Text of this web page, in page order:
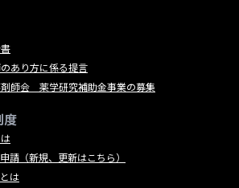
あり方に係る提言
剤師会 薬学研究補助金事業の募集
度
請（新規、更新はこちら）
は